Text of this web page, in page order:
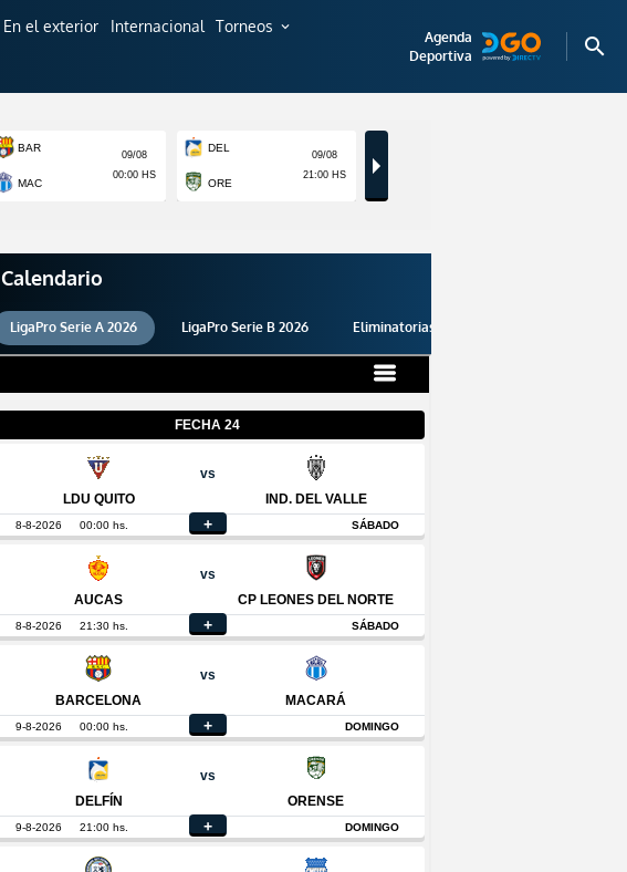
En el exterior Internacional Torneos expand_more
Agenda
Deportiva
search
Calendario
LigaPro Serie A 2026 LigaPro Serie B 2026 Eliminatorias 2026